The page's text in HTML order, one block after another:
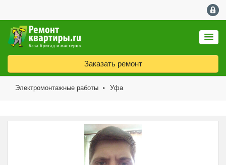
Заказать ремонт
Электромонтажные работы ► Уфа